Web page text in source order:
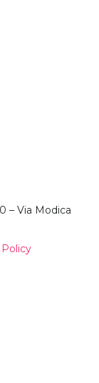
– Via Modica